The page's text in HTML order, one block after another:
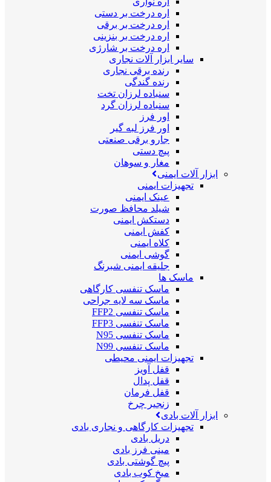
اره درخت بر دستی
اره درخت بر برقی
اره درخت بر بنزینی
اره درخت بر شارژی
سایر ابزار آلات نجاری
رنده برقی نجاری
رنده گندگی
سنباده لرزان تخت
سنباده لرزان گرد
اور فرز
اور فرز لبه گیر
جارو برقی صنعتی
پیچ دستی
مغار و سوهان
ابزار آلات ایمنی
تجهیزات ایمنی
عینک ایمنی
شیلد محافظ صورت
دستکش ایمنی
کفش ایمنی
کلاه ایمنی
گوشی ایمنی
جلیقه ایمنی شبرنگ
ماسک ها
ماسک تنفسی کارگاهی
ماسک سه لایه جراحی
ماسک تنفسی FFP2
ماسک تنفسی FFP3
ماسک تنفسی N95
ماسک تنفسی N99
تجهیزات ایمنی محیطی
قفل آویز
قفل پدال
قفل فرمان
زنجیر چرخ
ابزار آلات بادی
تجهیزات کارگاهی و نجاری بادی
دریل بادی
مینی فرز بادی
پیچ گوشتی بادی
میخ کوب بادی